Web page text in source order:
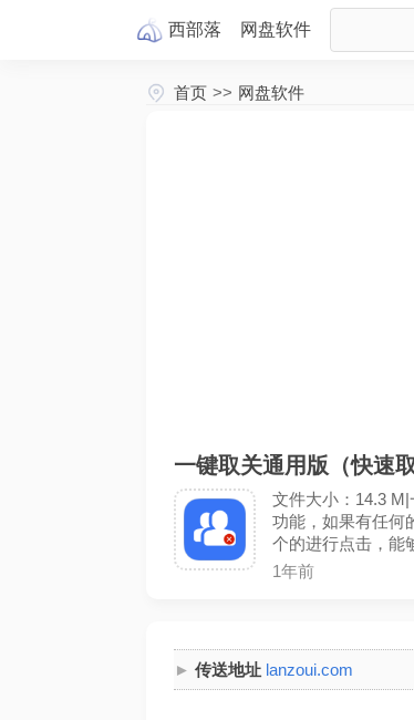
西部落 网盘软件
首页 >> 网盘软件
一键取关通用版（快速
文件大小：14.3
功能，如果有任何
个的进行点击，能
1年前
传送地址 lanzoui.com